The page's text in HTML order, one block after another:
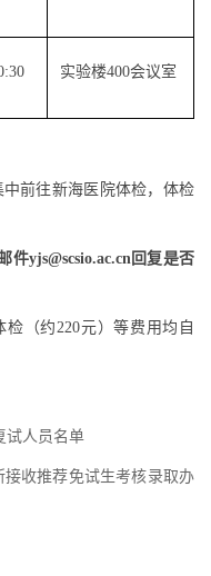
实验楼400会议室
前往新海医院体检，体检
件yjs@scsio.ac.cn回复是否
检（约220元）等费用均自
试人员名单
收推荐免试生考核录取办